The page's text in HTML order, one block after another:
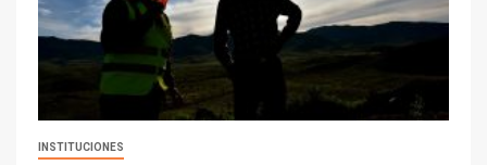
INSTITUCIONES
Escondida
I+D
Codelco reporta Ebitda de US$
6.670 millones y mejora sus